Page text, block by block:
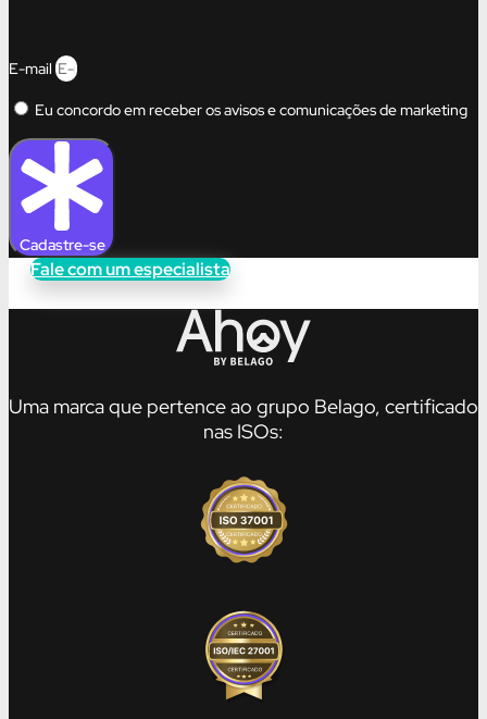
E-mail
Eu concordo em receber os avisos e comunicações de marketing
Cadastre-se
Fale com um especialista
Uma marca que pertence ao grupo Belago, certificado
nas ISOs: